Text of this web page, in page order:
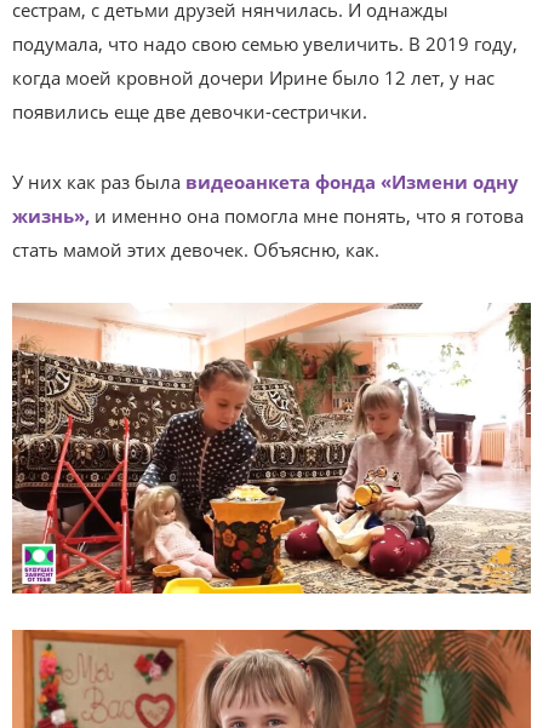
сестрам, с детьми друзей нянчилась. И однажды
подумала, что надо свою семью увеличить. В 2019 году,
когда моей кровной дочери Ирине было 12 лет, у нас
появились еще две девочки-сестрички.
У них как раз была видеоанкета фонда «Измени одну
жизнь», и именно она помогла мне понять, что я готова
стать мамой этих девочек. Объясню, как.